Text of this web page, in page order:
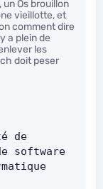
Os brouillon
vieillotte, et
comment dire
a plein de
les
doit peser
software